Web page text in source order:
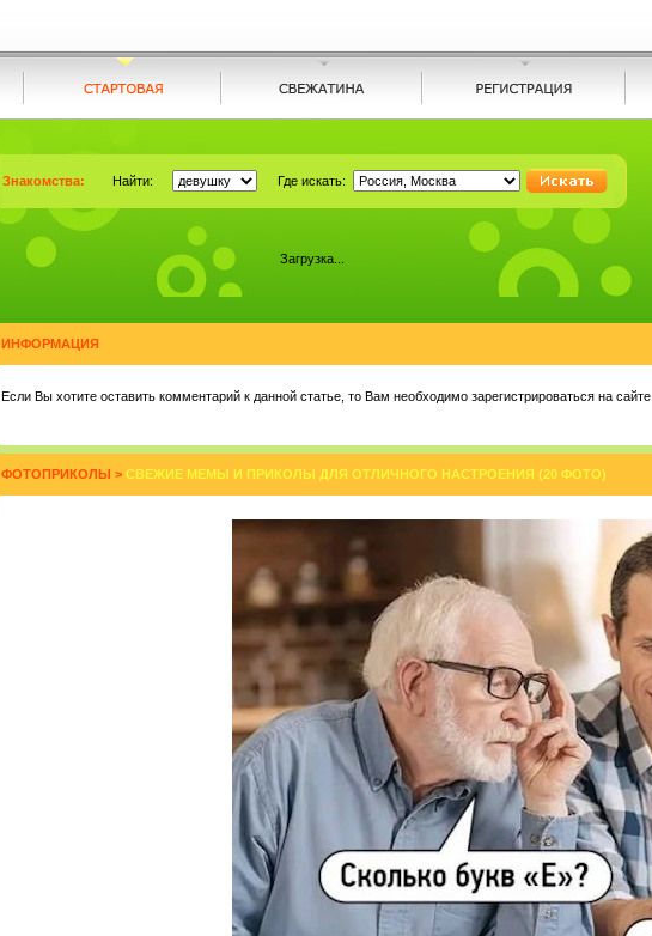
Знакомства: Найти: Где искать:
Загрузка...
ИНФОРМАЦИЯ
Eсли Вы хотите оставить комментарий к данной статье, то Вам необходимо зарегистрироваться на сайте.
ФОТОПРИКОЛЫ > СВЕЖИЕ МЕМЫ И ПРИКОЛЫ ДЛЯ ОТЛИЧНОГО НАСТРОЕНИЯ (20 ФОТО)